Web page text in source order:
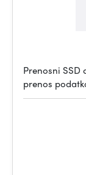
Prenosni
prenos